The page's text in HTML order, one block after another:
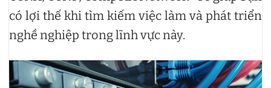
có lợi thế khi tìm kiếm việc làm và phát triển
nghề nghiệp trong lĩnh vực này.